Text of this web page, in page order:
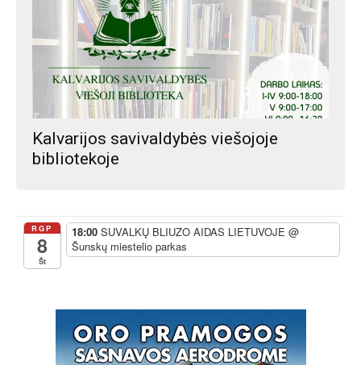
Kalvarijos savivaldybės viešojoje
bibliotekoje
RGP
8
Št
18:00 SUVALKŲ BLIUZO AIDAS LIETUVOJE @
Šunskų miestelio parkas